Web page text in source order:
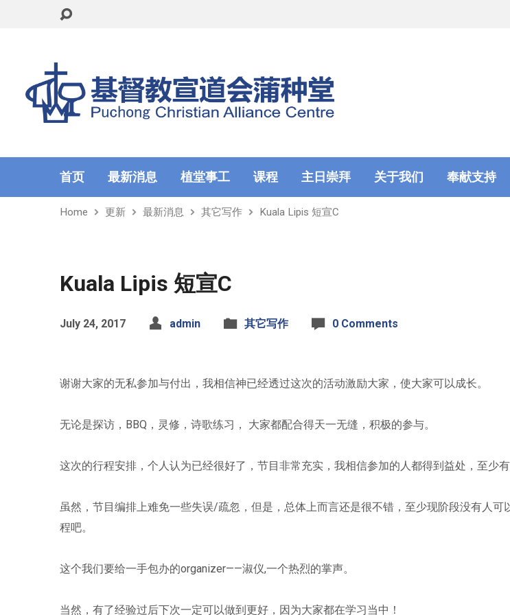
首页 最新消息 植堂事工 课程 主日崇拜 关于我们 奉献支持
Home 更新 最新消息 其它写作 Kuala Lipis 短宣C
Kuala Lipis 短宣C
July 24, 2017 admin 其它写作 0 Comments
谢谢大家的无私参加与付出，我相信神已经透过这次的活动激励大家，使大家可以成长。
无论是探访，BBQ，灵修，诗歌练习， 大家都配合得天一无缝，积极的参与。
这次的行程安排，个人认为已经很好了，节目非常充实，我相信参加的人都得到益处，至少有
虽然，节目编排上难免一些失误/疏忽，但是，总体上而言还是很不错，至少现阶段没有人可
程吧。
这个我们要给一手包办的organizer——淑仪,一个热烈的掌声。
当然，有了经验过后下次一定可以做到更好，因为大家都在学习当中！